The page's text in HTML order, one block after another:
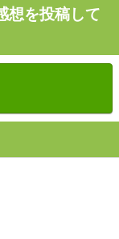
想を投稿して